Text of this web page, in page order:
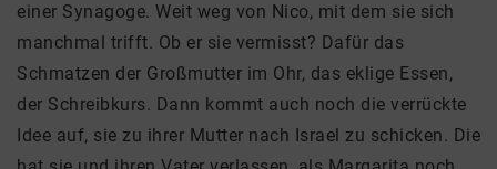
einer Synagoge. Weit weg von Nico, mit dem sie sich
manchmal trifft. Ob er sie vermisst? Dafür das
Schmatzen der Großmutter im Ohr, das eklige Essen,
der Schreibkurs. Dann kommt auch noch die verrückte
Idee auf, sie zu ihrer Mutter nach Israel zu schicken. Die